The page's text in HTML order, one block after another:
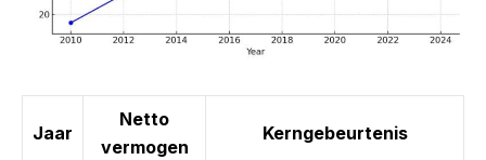
Jaar
Netto
vermogen
Kerngebeurtenis